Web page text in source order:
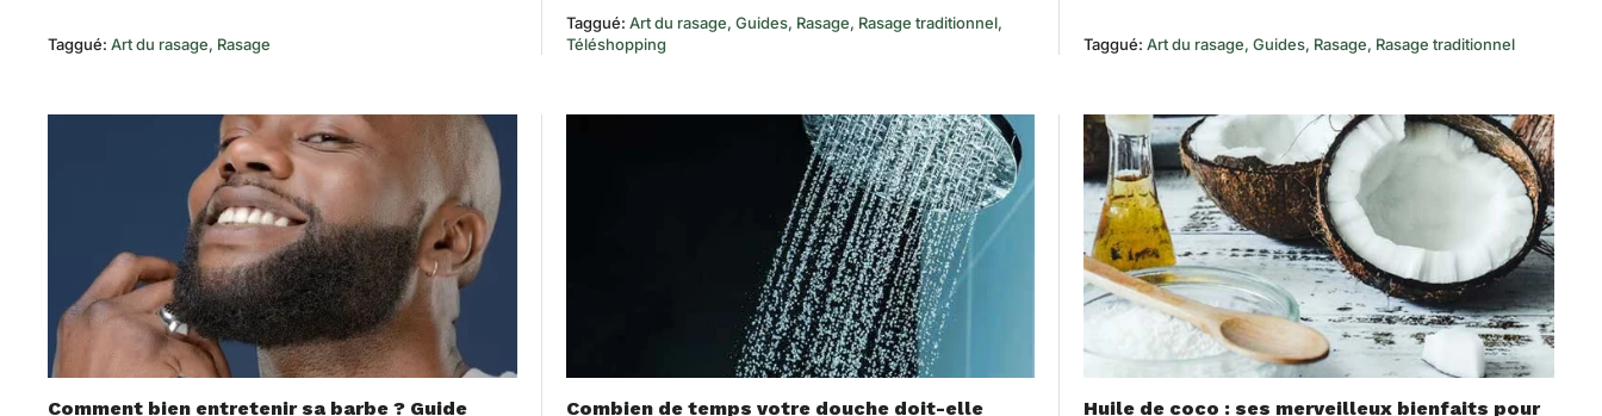
Taggué: Art du rasage Rasage
Taggué: Art du rasage Guides Rasage Rasage traditionnel
Téléshopping
Taggué: Art du rasage Guides Rasage Rasage traditionnel
Comment bien entretenir sa barbe ? Guide
Combien de temps votre douche doit-elle
Huile de coco : ses merveilleux bienfaits pour